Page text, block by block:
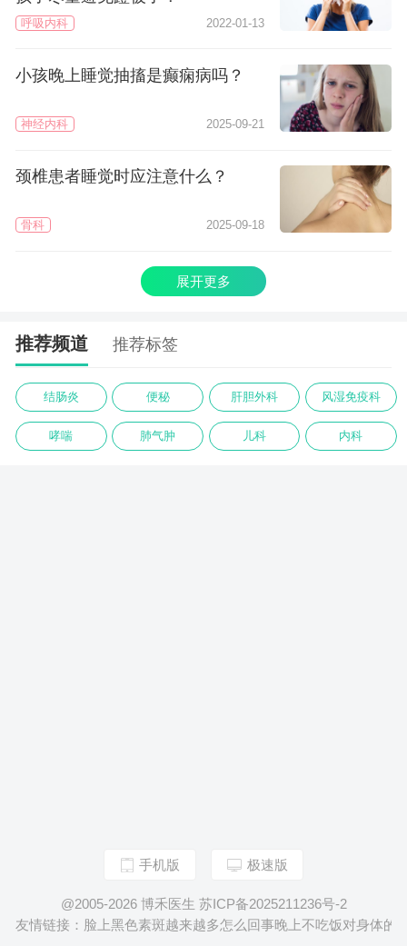
呼吸内科 2022-01-13
小孩晚上睡觉抽搐是癫痫病吗？
神经内科 2025-09-21
颈椎患者睡觉时应注意什么？
骨科 2025-09-18
展开更多
推荐频道 推荐标签
结肠炎 便秘 肝胆外科 风湿免疫科
哮喘 肺气肿 儿科 内科
手机版 极速版
@2005-2026 博禾医生 苏ICP备2025211236号-2
友情链接： 脸上黑色素斑越来越多怎么回事晚上不吃饭对身体的